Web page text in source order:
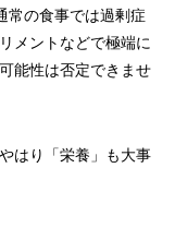
常の食事では過剰症
メントなどで極端に
能性は否定できませ
はり「栄養」も大事